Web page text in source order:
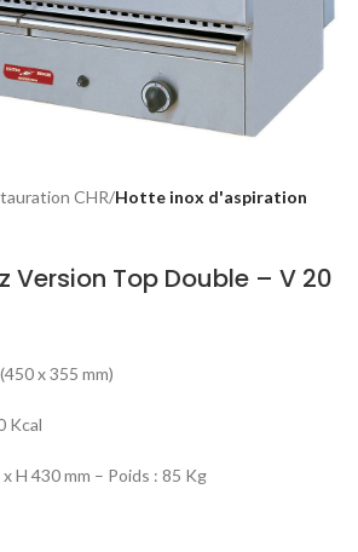
CHR Hotte inox d'aspiration
Version Top Double – V 20
x 355 mm)
Kcal
H 430 mm – Poids : 85 Kg